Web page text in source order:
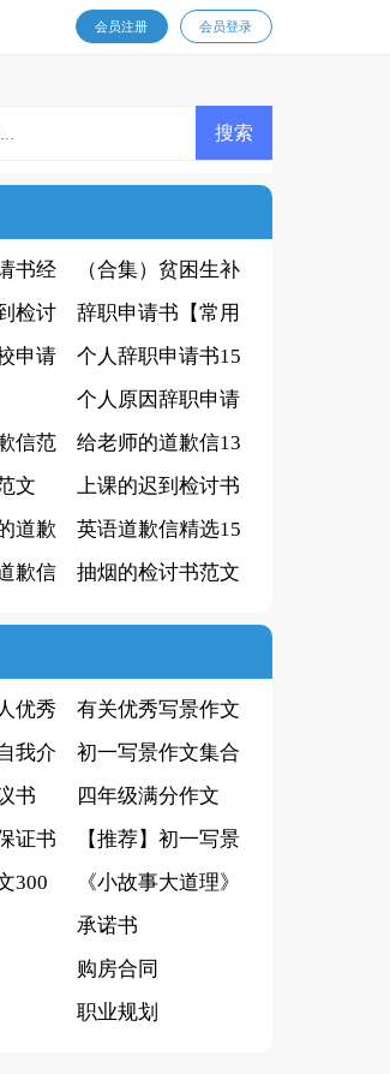
会员登录
会员注册
书经
（合集）贫困生补
助申请书15篇
检讨
)
辞职申请书【常用
3篇】
申请
个人辞职申请书15
篇(精选)
个人原因辞职申请
书(常用15篇)
信范
给老师的道歉信13
篇
文
上课的迟到检讨书
范文
道歉
英语道歉信精选15
篇
歉信
抽烟的检讨书范文
优秀
有关优秀写景作文
汇总10篇
我介
篇
初一写景作文集合
6篇
书
四年级满分作文
300字汇总8篇
证书
【推荐】初一写景
作文集锦八篇
300
《小故事大道理》
读后感
承诺书
购房合同
职业规划